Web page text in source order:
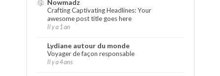
Nowmadz
Crafting Captivating Headlines: Your
awesome post title goes here
Il y a 1 an
Lydiane autour du monde
Voyager de façon responsable
Il y a 4 ans